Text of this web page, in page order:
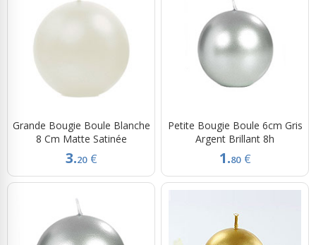
Grande Bougie Boule Blanche
8 Cm Matte Satinée
3.20 €
Petite Bougie Boule 6cm Gris
Argent Brillant 8h
1.80 €